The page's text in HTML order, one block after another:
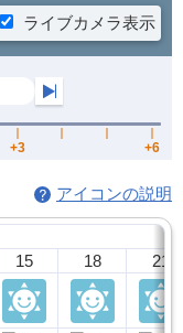
アイコンの説明
15 18 21